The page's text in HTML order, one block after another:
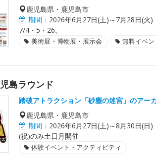
鹿児島県・鹿児島市
期間： 2026年6月27日(土)～7月28日(火)
7/4・5・26。
美術展・博物展・展示会 無料イベン
島ラウンド
踏破アトラクション「砂塵の迷宮」のアー
鹿児島県・鹿児島市
期間： 2026年6月27日(土)～8月30日(日
(祝)のみ土日月開催
体験イベント・アクティビティ